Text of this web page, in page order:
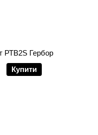
РТВ2S Гербор
Купити